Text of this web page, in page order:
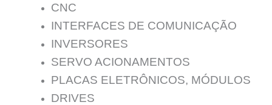
CNC
INTERFACES DE COMUNICAÇÃO
INVERSORES
SERVO ACIONAMENTOS
PLACAS ELETRÔNICOS, MÓDULOS
DRIVES